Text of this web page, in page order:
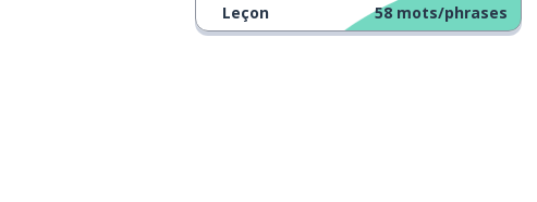
Leçon 58 mots/phrases